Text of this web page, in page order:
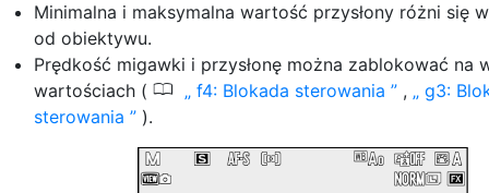
Minimalna i maksymalna wartość przysłony różni się
od obiektywu.
Prędkość migawki i przysłonę można zablokować na
wartościach ( 0 f4: Blokada sterowania ,
g3:
sterowania
).